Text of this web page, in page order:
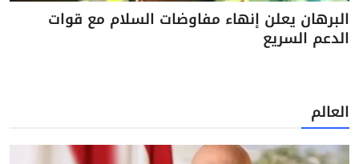
البرهان يعلن إنهاء مفاوضات السلام مع قوات
الدعم السريع
العالم